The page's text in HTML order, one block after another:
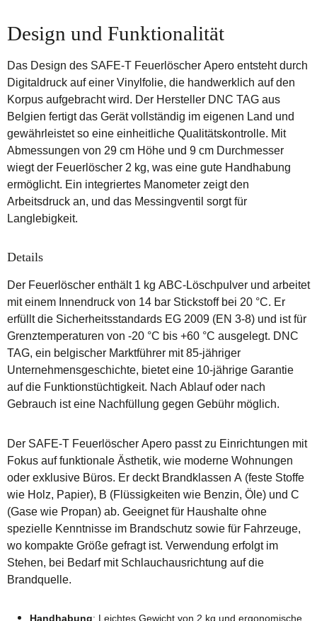
Design und Funktionalität
Das Design des SAFE-T Feuerlöscher Apero entsteht durch
Digitaldruck auf einer Vinylfolie, die handwerklich auf den
Korpus aufgebracht wird. Der Hersteller DNC TAG aus
Belgien fertigt das Gerät vollständig im eigenen Land und
gewährleistet so eine einheitliche Qualitätskontrolle. Mit
Abmessungen von 29 cm Höhe und 9 cm Durchmesser
wiegt der Feuerlöscher 2 kg, was eine gute Handhabung
ermöglicht. Ein integriertes Manometer zeigt den
Arbeitsdruck an, und das Messingventil sorgt für
Langlebigkeit.
Details
Der Feuerlöscher enthält 1 kg ABC-Löschpulver und arbeitet
mit einem Innendruck von 14 bar Stickstoff bei 20 °C. Er
erfüllt die Sicherheitsstandards EG 2009 (EN 3-8) und ist für
Grenztemperaturen von -20 °C bis +60 °C ausgelegt. DNC
TAG, ein belgischer Marktführer mit 85-jähriger
Unternehmensgeschichte, bietet eine 10-jährige Garantie
auf die Funktionstüchtigkeit. Nach Ablauf oder nach
Gebrauch ist eine Nachfüllung gegen Gebühr möglich.
Der SAFE-T Feuerlöscher Apero passt zu Einrichtungen mit
Fokus auf funktionale Ästhetik, wie moderne Wohnungen
oder exklusive Büros. Er deckt Brandklassen A (feste Stoffe
wie Holz, Papier), B (Flüssigkeiten wie Benzin, Öle) und C
(Gase wie Propan) ab. Geeignet für Haushalte ohne
spezielle Kenntnisse im Brandschutz sowie für Fahrzeuge,
wo kompakte Größe gefragt ist. Verwendung erfolgt im
Stehen, bei Bedarf mit Schlauchausrichtung auf die
Brandquelle.
Handhabung: Leichtes Gewicht von 2 kg und ergonomische